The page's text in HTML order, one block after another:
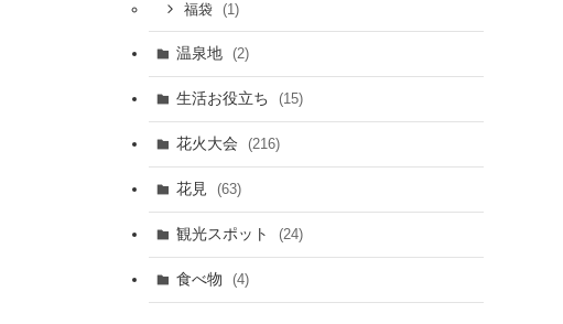
福袋 (1)
温泉地 (2)
生活お役立ち (15)
花火大会 (216)
花見 (63)
観光スポット (24)
食べ物 (4)